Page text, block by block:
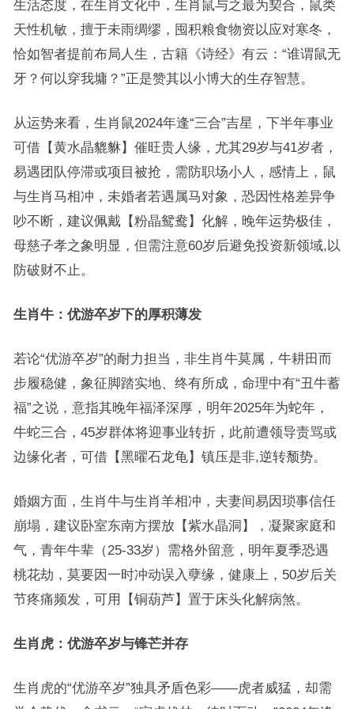
生活态度，在生肖文化中，生肖鼠与之最为契合，鼠类
天性机敏，擅于未雨绸缪，囤积粮食物资以应对寒冬，
恰如智者提前布局人生，古籍《诗经》有云：“谁谓鼠无
牙？何以穿我墉？”正是赞其以小博大的生存智慧。
从运势来看，生肖鼠2024年逢“三合”吉星，下半年事业
可借【黄水晶貔貅】催旺贵人缘，尤其29岁与41岁者，
易遇团队停滞或项目被抢，需防职场小人，感情上，鼠
与生肖马相冲，未婚者若遇属马对象，恐因性格差异争
吵不断，建议佩戴【粉晶鸳鸯】化解，晚年运势极佳，
母慈子孝之象明显，但需注意60岁后避免投资新领域,以
防破财不止。
生肖牛：优游卒岁下的厚积薄发
若论“优游卒岁”的耐力担当，非生肖牛莫属，牛耕田而
步履稳健，象征脚踏实地、终有所成，命理中有“丑牛蓄
福”之说，意指其晚年福泽深厚，明年2025年为蛇年，
牛蛇三合，45岁群体将迎事业转折，此前遭领导责骂或
边缘化者，可借【黑曜石龙龟】镇压是非,逆转颓势。
婚姻方面，生肖牛与生肖羊相冲，夫妻间易因琐事信任
崩塌，建议卧室东南方摆放【紫水晶洞】，凝聚家庭和
气，青年牛辈（25-33岁）需格外留意，明年夏季恐遇
桃花劫，莫要因一时冲动误入孽缘，健康上，50岁后关
节疼痛频发，可用【铜葫芦】置于床头化解病煞。
生肖虎：优游卒岁与锋芒并存
生肖虎的“优游卒岁”独具矛盾色彩——虎者威猛，却需